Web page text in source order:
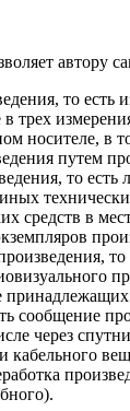
автору
то есть
трех
носителе, в
путем
то есть
средств в
сообщение
через
кабельного